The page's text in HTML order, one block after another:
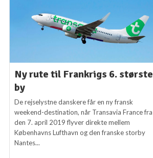
Ny rute til Frankrigs 6. største
by
De rejselystne danskere får en ny fransk
weekend-destination, når Transavia France fra
den 7. april 2019 flyver direkte mellem
Københavns Lufthavn og den franske storby
Nantes...